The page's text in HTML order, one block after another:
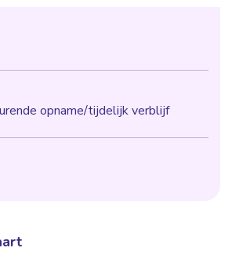
opname/tijdelijk verblijf